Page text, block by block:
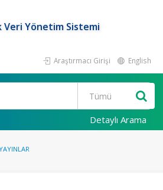
Veri Yönetim Sistemi
Araştırmacı Girişi English
Detaylı Arama